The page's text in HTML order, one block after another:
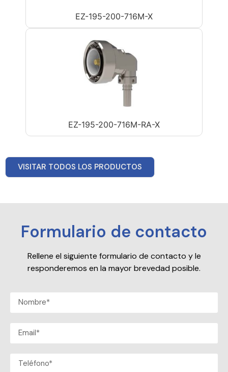
EZ-195-200-716M-X
EZ-195-200-716M-RA-X
VISITAR TODOS LOS PRODUCTOS
Formulario de contacto
Rellene el siguiente formulario de contacto y le
responderemos en la mayor brevedad posible.